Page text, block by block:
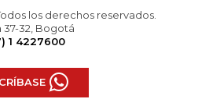
los derechos reservados.
37-32, Bogotá
1 4227600